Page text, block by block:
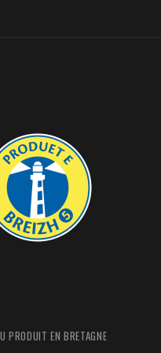
PRODUIT EN BRETAGNE